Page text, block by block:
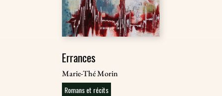
Errances
Marie-Thé Morin
Romans et récits